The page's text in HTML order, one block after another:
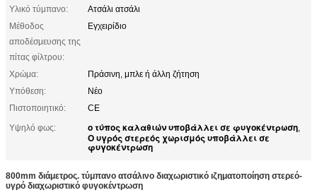
Υλικό τύμπανο:
Ατσάλι ατσάλι
Μέθοδος
αποδέσμευσης της
πίτας φίλτρου:
Εγχειρίδιο
Χρώμα:
Πράσινη, μπλε ή άλλη ζήτηση
Υπόθεση:
Νέο
Πιστοποιητικό:
CE
Υψηλό φως:
ο τύπος καλαθιών υποβάλλει σε φυγοκέντρωση,
Ο υγρός στερεός χωρισμός υποβάλλει σε
φυγοκέντρωση
800mm διάμετρος. τύμπανο ατσάλινο διαχωριστικό ιζηματοποίηση στερεό-
υγρό διαχωριστικό φυγοκέντρωση